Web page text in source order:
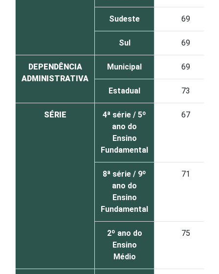
Sudeste 69
Sul 69
DEPENDÊNCIA
ADMINISTRATIVA
Municipal 69
Estadual 73
SÉRIE
4ª série / 5º
ano do
Ensino
Fundamental
67
8ª série / 9º
ano do
Ensino
Fundamental
71
2º ano do
Ensino
Médio
75